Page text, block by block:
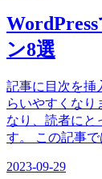
ン8選
記事に目次を挿
らいやすくなり
なり、読者にと
す。 この記事
2023-09-29